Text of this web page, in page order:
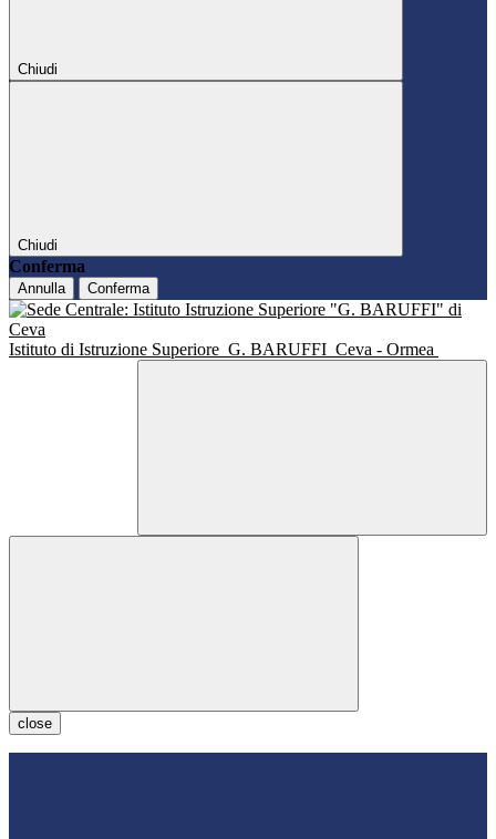
Chiudi
Chiudi
Conferma
Annulla Conferma
Istituto di Istruzione Superiore G. BARUFFI Ceva - Ormea
close